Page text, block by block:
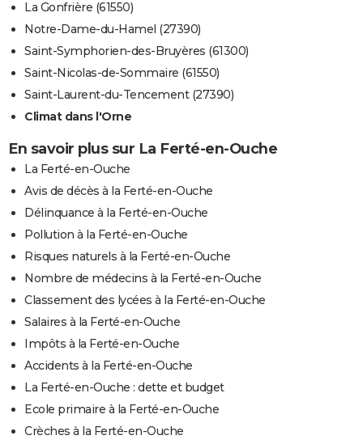
La Gonfrière (61550)
Notre-Dame-du-Hamel (27390)
Saint-Symphorien-des-Bruyères (61300)
Saint-Nicolas-de-Sommaire (61550)
Saint-Laurent-du-Tencement (27390)
Climat dans l'Orne
En savoir plus sur La Ferté-en-Ouche
La Ferté-en-Ouche
Avis de décès à la Ferté-en-Ouche
Délinquance à la Ferté-en-Ouche
Pollution à la Ferté-en-Ouche
Risques naturels à la Ferté-en-Ouche
Nombre de médecins à la Ferté-en-Ouche
Classement des lycées à la Ferté-en-Ouche
Salaires à la Ferté-en-Ouche
Impôts à la Ferté-en-Ouche
Accidents à la Ferté-en-Ouche
La Ferté-en-Ouche : dette et budget
Ecole primaire à la Ferté-en-Ouche
Crèches à la Ferté-en-Ouche